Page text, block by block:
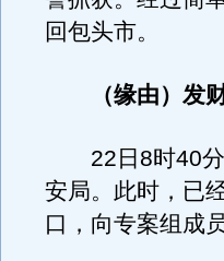
回包头市。
（缘由）发
22日8时40分
安局。此时，已
口，向专案组成